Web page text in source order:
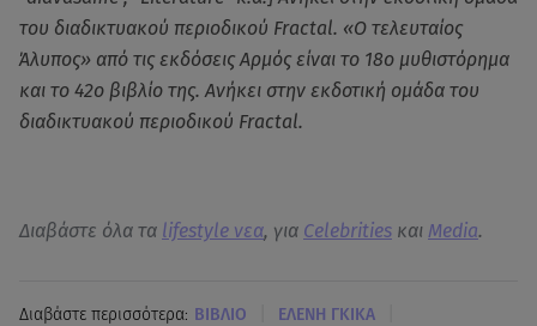
του διαδικτυακού περιοδικού Fractal. «Ο τελευταίος
Άλυπος» από τις εκδόσεις Αρμός είναι το 18ο μυθιστόρημα
και το 42ο βιβλίο της. Ανήκει στην εκδοτική ομάδα του
διαδικτυακού περιοδικού Fractal.
Διαβάστε όλα τα lifestyle νεα, για Celebrities και Media.
Διαβάστε περισσότερα: ΒΙΒΛΙΟ ΕΛΕΝΗ ΓΚΙΚΑ